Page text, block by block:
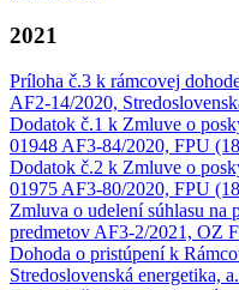
2021
Príloha č.3 k rámcovej
AF2-14/2020,
Dodatok č.1 k Zmluve o
01948 AF3-84/2020, FPU
Dodatok č.2 k Zmluve o
01975 AF3-80/2020, FPU
Zmluva o udelení súhlasu
predmetov AF3-2/2021, OZ
Dohoda o pristúpení k
Stredoslovenská energetika,